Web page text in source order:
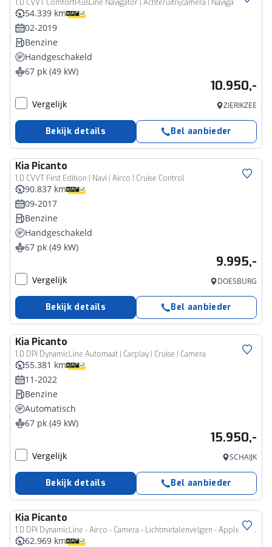
1.0 CVVT ComfortPlusLine Navigator | Achteruitrijcamera | Naviga
54.339 km
02-2019
Benzine
Handgeschakeld
67 pk (49 kW)
10.950,-
Vergelijk ZIERIKZEE
Bekijk details Bel aanbieder
Kia Picanto
1.0 CVVT First Edition | Navi | Airco | Cruise Control
90.837 km
09-2017
Benzine
Handgeschakeld
67 pk (49 kW)
9.995,-
Vergelijk DOESBURG
Bekijk details Bel aanbieder
Kia Picanto
1.0 DPi DynamicLine Automaat | Carplay | Cruise | Camera
55.381 km
11-2022
Benzine
Automatisch
67 pk (49 kW)
15.950,-
Vergelijk SCHAIJK
Bekijk details Bel aanbieder
Kia Picanto
1.0 DPi DynamicLine - Airco - Camera - Lichtmetalenvelgen - AppleCarplay - Android Auto Fabrieksgarantie tot 08-2031
62.969 km